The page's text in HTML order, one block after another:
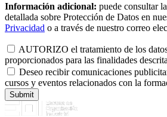
Información adicional: puede consultar
detallada sobre Protección de Datos en
Privacidad o a través de nuestro correo
AUTORIZO el tratamiento de los
proporcionados para las finalidades
Deseo recibir comunicaciones
cursos y eventos relacionados con la